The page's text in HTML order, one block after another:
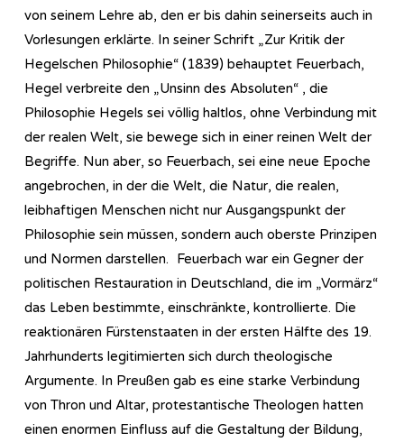
von seinem Lehre ab, den er bis dahin seinerseits auch in
Vorlesungen erklärte. In seiner Schrift „Zur Kritik der
Hegelschen Philosophie“ (1839) behauptet Feuerbach,
Hegel verbreite den „Unsinn des Absoluten“ , die
Philosophie Hegels sei völlig haltlos, ohne Verbindung mit
der realen Welt, sie bewege sich in einer reinen Welt der
Begriffe. Nun aber, so Feuerbach, sei eine neue Epoche
angebrochen, in der die Welt, die Natur, die realen,
leibhaftigen Menschen nicht nur Ausgangspunkt der
Philosophie sein müssen, sondern auch oberste Prinzipen
und Normen darstellen. Feuerbach war ein Gegner der
politischen Restauration in Deutschland, die im „Vormärz“
das Leben bestimmte, einschränkte, kontrollierte. Die
reaktionären Fürstenstaaten in der ersten Hälfte des 19.
Jahrhunderts legitimierten sich durch theologische
Argumente. In Preußen gab es eine starke Verbindung
von Thron und Altar, protestantische Theologen hatten
einen enormen Einfluss auf die Gestaltung der Bildung,